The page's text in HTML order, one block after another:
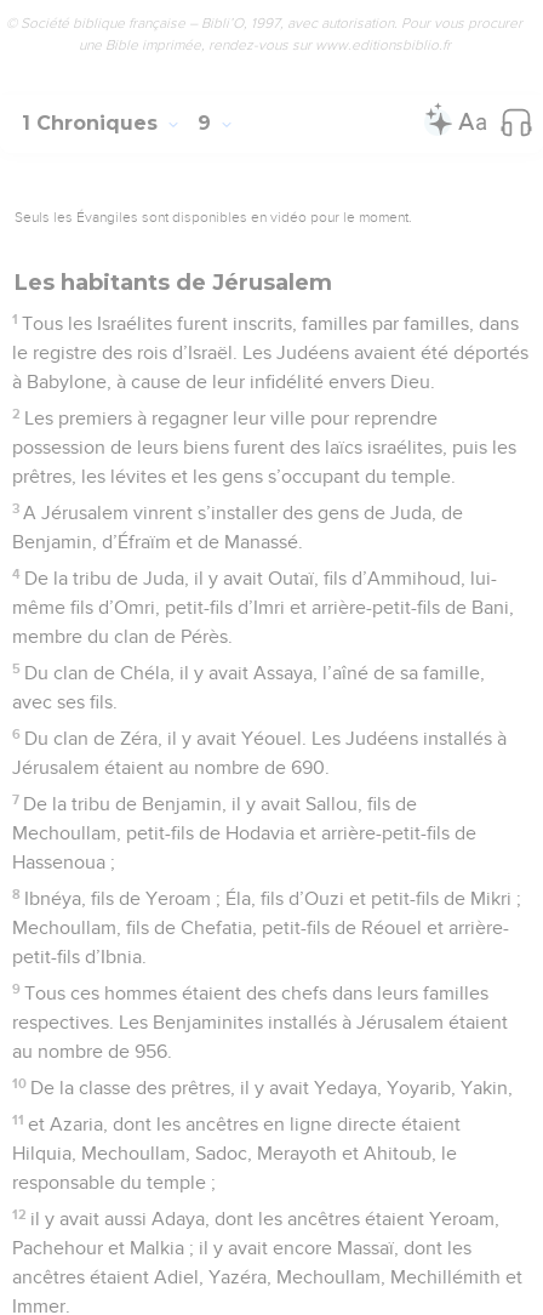
© Société biblique française – Bibli’O, 1997, avec autorisation. Pour vous procurer
une Bible imprimée, rendez-vous sur www.editionsbiblio.fr
1 Chroniques 9
Seuls les Évangiles sont disponibles en vidéo pour le moment.
Les habitants de Jérusalem
1 Tous les Israélites furent inscrits, familles par familles, dans
le registre des rois d’Israël. Les Judéens avaient été déportés
à Babylone, à cause de leur infidélité envers Dieu.
2 Les premiers à regagner leur ville pour reprendre
possession de leurs biens furent des laïcs israélites, puis les
prêtres, les lévites et les gens s’occupant du temple.
3 A Jérusalem vinrent s’installer des gens de Juda, de
Benjamin, d’Éfraïm et de Manassé.
4 De la tribu de Juda, il y avait Outaï, fils d’Ammihoud, lui-
même fils d’Omri, petit-fils d’Imri et arrière-petit-fils de Bani,
membre du clan de Pérès.
5 Du clan de Chéla, il y avait Assaya, l’aîné de sa famille,
avec ses fils.
6 Du clan de Zéra, il y avait Yéouel. Les Judéens installés à
Jérusalem étaient au nombre de 690.
7 De la tribu de Benjamin, il y avait Sallou, fils de
Mechoullam, petit-fils de Hodavia et arrière-petit-fils de
Hassenoua ;
8 Ibnéya, fils de Yeroam ; Éla, fils d’Ouzi et petit-fils de Mikri ;
Mechoullam, fils de Chefatia, petit-fils de Réouel et arrière-
petit-fils d’Ibnia.
9 Tous ces hommes étaient des chefs dans leurs familles
respectives. Les Benjaminites installés à Jérusalem étaient
au nombre de 956.
10 De la classe des prêtres, il y avait Yedaya, Yoyarib, Yakin,
11 et Azaria, dont les ancêtres en ligne directe étaient
Hilquia, Mechoullam, Sadoc, Merayoth et Ahitoub, le
responsable du temple ;
12 il y avait aussi Adaya, dont les ancêtres étaient Yeroam,
Pachehour et Malkia ; il y avait encore Massaï, dont les
ancêtres étaient Adiel, Yazéra, Mechoullam, Mechillémith et
Immer.